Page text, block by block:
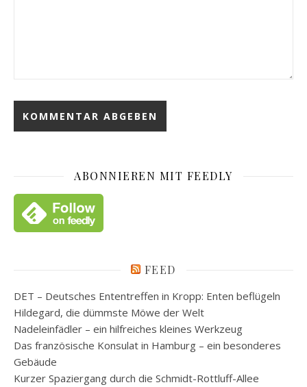
ABONNIEREN MIT FEEDLY
FEED
DET – Deutsches Ententreffen in Kropp: Enten beflügeln
Hildegard, die dümmste Möwe der Welt
Nadeleinfädler – ein hilfreiches kleines Werkzeug
Das französische Konsulat in Hamburg – ein besonderes
Gebäude
Kurzer Spaziergang durch die Schmidt-Rottluff-Allee